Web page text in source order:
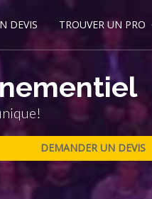
DEVIS TROUVER UN PRO